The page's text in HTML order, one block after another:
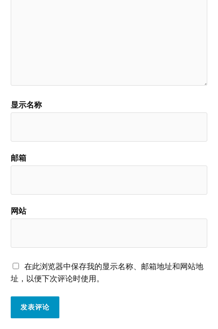
显示名称
邮箱
网站
在此浏览器中保存我的显示名称、邮箱地址和网站地
址，以便下次评论时使用。